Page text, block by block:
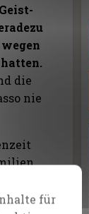
die
nie
für